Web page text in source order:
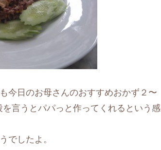
今日のお母さんのおすすめおかず２〜
言うとパパっと作ってくれるという感
でしたよ。